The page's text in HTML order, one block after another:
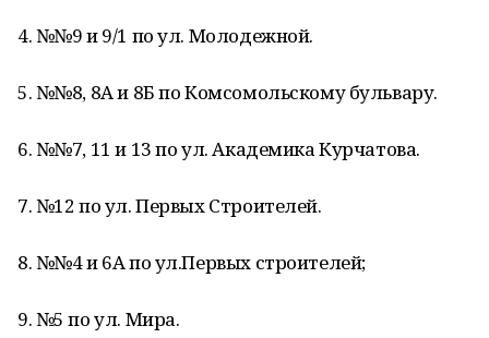
4. №№9 и 9/1 по ул. Молодежной.
5. №№8, 8А и 8Б по Комсомольскому бульвару.
6. №№7, 11 и 13 по ул. Академика Курчатова.
7. №12 по ул. Первых Строителей.
8. №№4 и 6А по ул.Первых строителей;
9. №5 по ул. Мира.